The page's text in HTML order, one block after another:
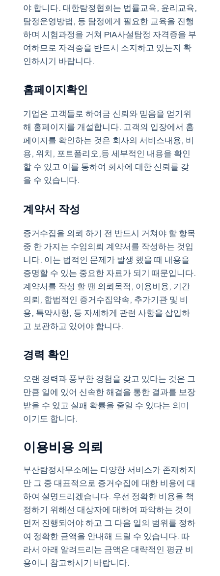
야 합니다. 대한탐정협회는 법률교육, 윤리교육,
탐정운영방법, 등 탐정에게 필요한 교육을 진행
하며 시험과정을 거쳐 PIA사설탐정 자격증을 부
여하므로 자격증을 반드시 소지하고 있는지 확
인하시기 바랍니다.
홈페이지확인
기업은 고객들로 하여금 신뢰와 믿음을 얻기위
해 홈페이지를 개설합니다. 고객의 입장에서 홈
페이지를 확인하는 것은 회사의 서비스내용, 비
용, 위치, 포트폴리오,등 세부적인 내용을 확인
할 수 있고 이를 통하여 회사에 대한 신뢰를 갖
을 수 있습니다.
계약서 작성
증거수집을 의뢰 하기 전 반드시 거쳐야 할 항목
중 한 가지는 수임의뢰 계약서를 작성하는 것입
니다. 이는 법적인 문제가 발생 했을 때 내용을
증명할 수 있는 중요한 자료가 되기 때문입니다.
계약서를 작성 할 땐 의뢰목적, 이용비용, 기간
의뢰, 합법적인 증거수집약속, 추가기관 및 비
용, 특약사항, 등 자세하게 관련 사항을 삽입하
고 보관하고 있어야 합니다.
경력 확인
오랜 경력과 풍부한 경험을 갖고 있다는 것은 그
만큼 일에 있어 신속한 해결을 통한 결과를 보장
받을 수 있고 실패 확률을 줄일 수 있다는 의미
이기도 합니다.
이용비용 의뢰
부산탐정사무소에는 다양한 서비스가 존재하지
만 그 중 대표적으로 증거수집에 대한 비용에 대
하여 설명드리겠습니다. 우선 정확한 비용을 책
정하기 위해선 대상자에 대하여 파악하는 것이
먼저 진행되어야 하고 그 다음 일의 범위를 정하
여 정확한 금액을 안내해 드릴 수 있습니다. 따
라서 아래 알려드리는 금액은 대략적인 평균 비
용이니 참고하시기 바랍니다.